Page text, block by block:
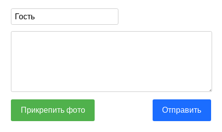
Прикрепить фото Отправить